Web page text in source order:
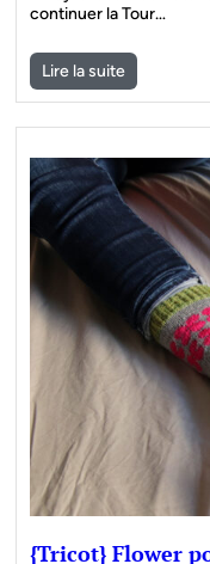
continuer la Tour…
Lire la suite
{Tricot} Flower